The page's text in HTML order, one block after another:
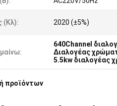
(κλ): 2020 (±5%)
640Channel
Διαλογέας
5.5kw διαλογέας
προϊόντων